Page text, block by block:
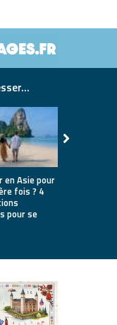
en Asie pour
fois ? 4
pour se